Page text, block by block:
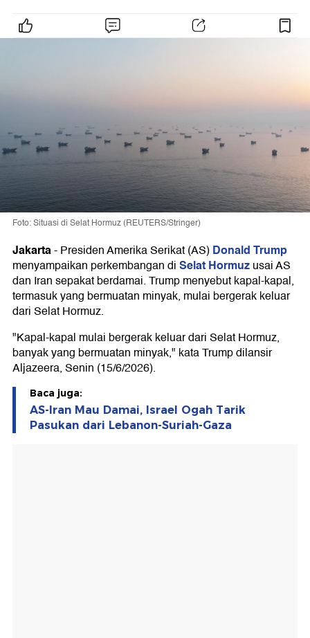
Foto: Situasi di Selat Hormuz (REUTERS/Stringer)
Jakarta-Presiden Amerika Serikat (AS)Donald Trump
menyampaikan perkembangan diSelat Hormuzusai AS
dan Iran sepakat berdamai. Trump menyebut kapal-kapal,
termasuk yang bermuatan minyak, mulai bergerak keluar
dari Selat Hormuz.
"Kapal-kapal mulai bergerak keluar dari Selat Hormuz,
banyak yang bermuatan minyak," kata Trump dilansir
Aljazeera, Senin (15/6/2026).
Baca juga:
AS-Iran Mau Damai, Israel Ogah Tarik
Pasukan dari Lebanon-Suriah-Gaza